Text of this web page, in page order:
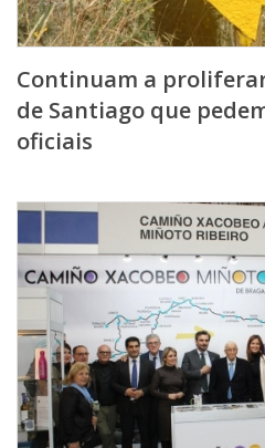
Continuam a
de Santiago que
oficiais